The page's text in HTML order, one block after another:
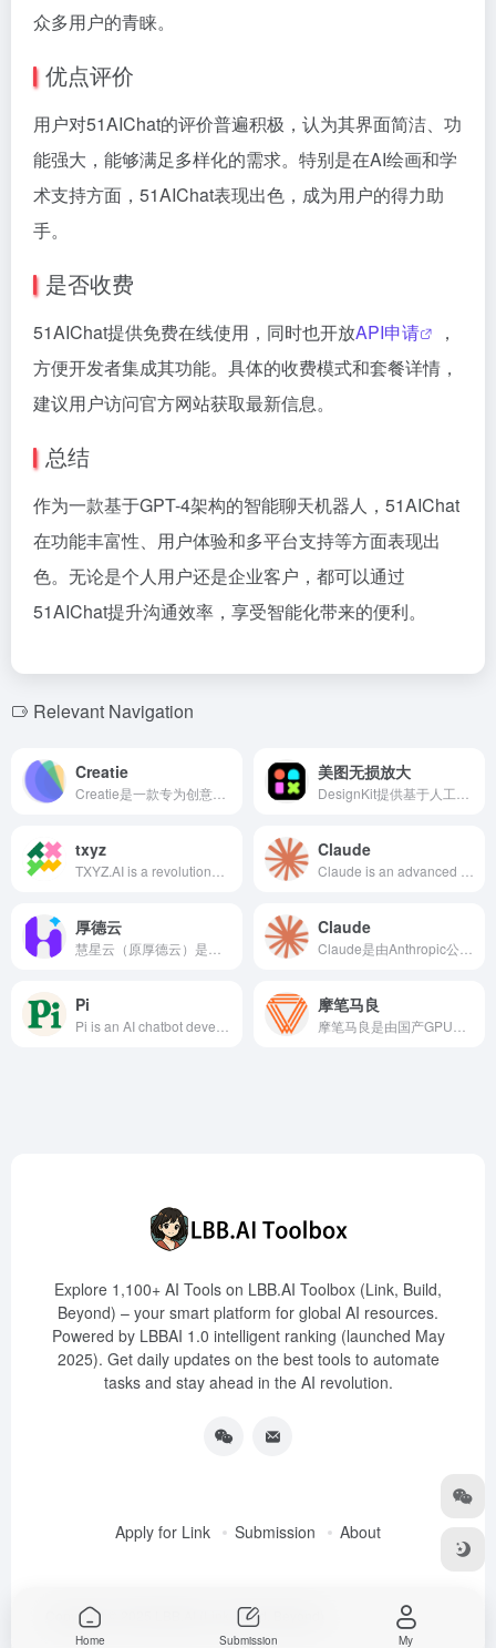
众多用户的青睐。
优点评价
用户对51AIChat的评价普遍积极，认为其界面简洁、功
能强大，能够满足多样化的需求。特别是在AI绘画和学
术支持方面，51AIChat表现出色，成为用户的得力助
手。
是否收费
51AIChat提供免费在线使用，同时也开放API申请
，
方便开发者集成其功能。具体的收费模式和套餐详情，
建议用户访问官方网站获取最新信息。
总结
作为一款基于GPT-4架构的智能聊天机器人，51AIChat
在功能丰富性、用户体验和多平台支持等方面表现出
色。无论是个人用户还是企业客户，都可以通过
51AIChat提升沟通效率，享受智能化带来的便利。
Relevant Navigation
Creatie 美图无损放大
txyz Claude
厚德云 Claude
Pi 摩笔马良
Explore 1,100+ AI Tools on LBB.AI Toolbox (Link, Build,
Beyond) – your smart platform for global AI resources.
Powered by LBBAI 1.0 intelligent ranking (launched May
2025). Get daily updates on the best tools to automate
tasks and stay ahead in the AI revolution.
Apply for Link Submission About
Copyright © 2025 LBB.AI (Link, Build, Beyond)
Home Submission My